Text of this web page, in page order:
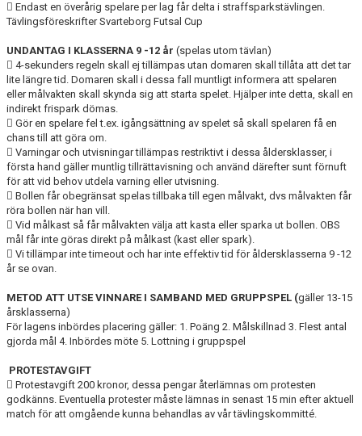
 Endast en överårig spelare per lag får delta i straffsparkstävlingen.
Tävlingsföreskrifter Svarteborg Futsal Cup
UNDANTAG I KLASSERNA 9 -12 år (spelas utom tävlan)
 4-sekunders regeln skall ej tillämpas utan domaren skall tillåta att det tar
lite längre tid. Domaren skall i dessa fall muntligt informera att spelaren
eller målvakten skall skynda sig att starta spelet. Hjälper inte detta, skall en
indirekt frispark dömas.
 Gör en spelare fel t.ex. igångsättning av spelet så skall spelaren få en
chans till att göra om.
 Varningar och utvisningar tillämpas restriktivt i dessa åldersklasser, i
första hand gäller muntlig tillrättavisning och använd därefter sunt förnuft
för att vid behov utdela varning eller utvisning.
 Bollen får obegränsat spelas tillbaka till egen målvakt, dvs målvakten får
röra bollen när han vill.
 Vid målkast så får målvakten välja att kasta eller sparka ut bollen. OBS
mål får inte göras direkt på målkast (kast eller spark).
 Vi tillämpar inte timeout och har inte effektiv tid för åldersklasserna 9 -12
år se ovan.
METOD ATT UTSE VINNARE I SAMBAND MED GRUPPSPEL (gäller 13-15
årsklasserna)
För lagens inbördes placering gäller: 1. Poäng 2. Målskillnad 3. Flest antal
gjorda mål 4. Inbördes möte 5. Lottning i gruppspel
PROTESTAVGIFT
 Protestavgift 200 kronor, dessa pengar återlämnas om protesten
godkänns. Eventuella protester måste lämnas in senast 15 min efter aktuell
match för att omgående kunna behandlas av vår tävlingskommitté.